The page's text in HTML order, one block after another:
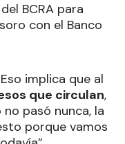
BCRA para
con el Banco
implica que al
que circulan,
pasó nunca, la
porque vamos